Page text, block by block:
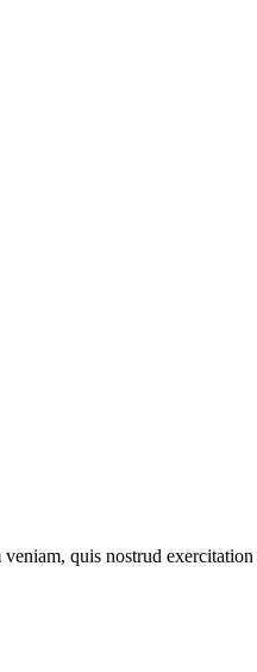
quis nostrud